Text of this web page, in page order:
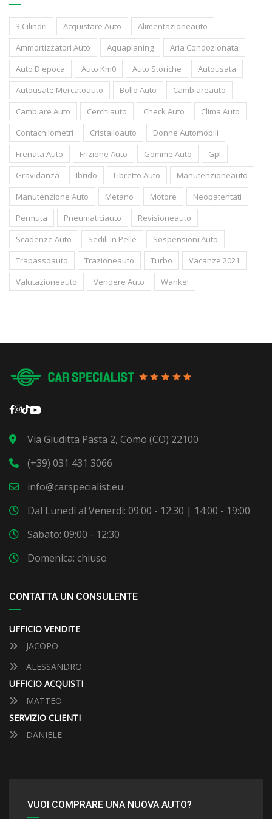
3 Cilindri Acquistare Auto
Alimentazioneauto
Ammortizzatori Auto
Aquaplaning
Aria Condozionata
Auto D'epoca
Auto Km0 Auto Storiche
Autousata
Autousate Mercatoauto
Bollo Auto
Cambiareauto
Cambiare Auto
Cerchiauto Check Auto
Clima Auto
Contachilometri
Cristalloauto
Donne Automobili
Frenata Auto
Frizione Auto Gomme Auto
Gpl
Gravidanza
Ibrido Libretto Auto
Manutenzioneauto
Manutenzione Auto
Metano Motore
Neopatentati
Permuta
Pneumaticiauto
Revisioneauto
Scadenze Auto
Sedili In Pelle
Sospensioni Auto
Trapassoauto
Trazioneauto Turbo
Vacanze 2021
Valutazioneauto
Vendere Auto Wankel
Via Giuditta Pasta 2, Como (CO) 22100
(+39) 031 431 3066
info@carspecialist.eu
Dal Lunedì al Venerdì: 09:00 - 12:30 | 14:00 - 19:00
Sabato: 09:00 - 12:30
Domenica: chiuso
CONTATTA UN CONSULENTE
UFFICIO VENDITE
JACOPO
ALESSANDRO
UFFICIO ACQUISTI
MATTEO
SERVIZIO CLIENTI
DANIELE
VUOI COMPRARE UNA NUOVA AUTO?